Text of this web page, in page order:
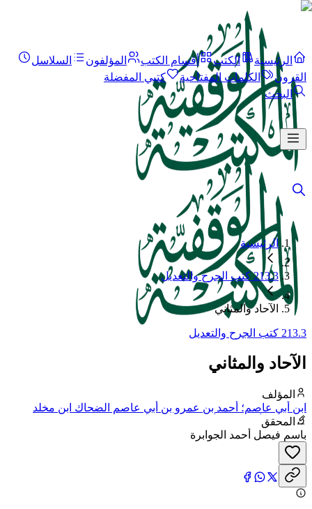
الرئيسية الكتب أقسام الكتب المؤلفون
السلاسل
القرون
الكلمات المفتاحية
كتبي المفضلة
البحث
الرئيسية
213.3 كتب الجرح والتعديل
الآحاد والمثاني
213.3 كتب الجرح والتعديل
الآحاد والمثاني
المؤلف
ابن أبي عاصم؛ أحمد بن عمرو بن أبي عاصم الضحاك ابن مخلد
الشيباني، أبو بكر بن أبي عاصم، ويقال له ابن النبيل
المحقق
باسم فيصل أحمد الجوابرة